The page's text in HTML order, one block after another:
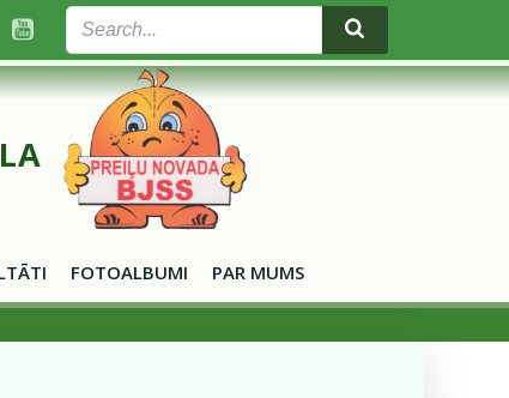
FOTOALBUMI PAR MUMS